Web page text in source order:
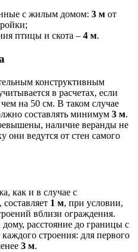
с жилым домом: 3 м от
птицы и скота – 4 м.
конструктивным
в расчетах, если
на 50 см. В таком случае
составлять минимум 3 м.
наличие веранды не
они ведутся от стен самого
как и в случае с
1 м, при условии,
вблизи ограждения.
расстояние до границы с
строения: для первого
3 м.